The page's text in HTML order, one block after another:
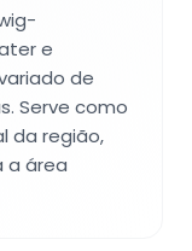
e
de
Serve como
da região,
a área